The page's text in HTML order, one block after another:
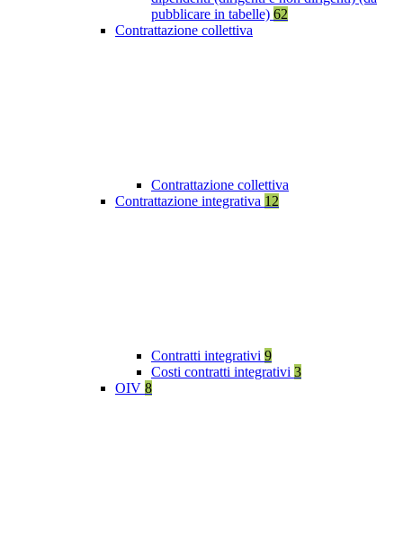
pubblicare in tabelle) 62
Contrattazione collettiva
Contrattazione collettiva
Contrattazione integrativa 12
Contratti integrativi 9
Costi contratti integrativi 3
OIV 8